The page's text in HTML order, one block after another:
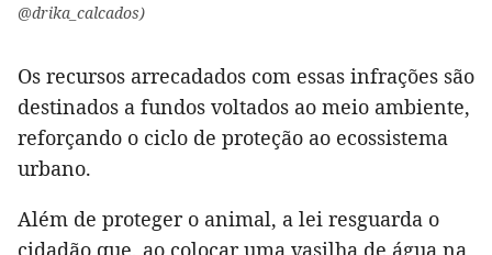
@drika_calcados)
Os recursos arrecadados com essas infrações são
destinados a fundos voltados ao meio ambiente,
reforçando o ciclo de proteção ao ecossistema
urbano.
Além de proteger o animal, a lei resguarda o
cidadão que, ao colocar uma vasilha de água na